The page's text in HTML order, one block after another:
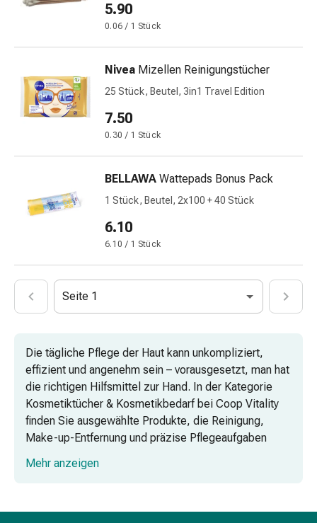
Wurmmittel
Rezeptpflichtige
Arzneimittel
Arzneimittel
Vaginalbeschwerden
Menstruation
Wechseljahre
&
Mineralstoffe
Vitamine
Mineralstoffe
Kombipräparate
Zahn-
&
Mundgesundheit
Trockener
Mund
(Xerostomie)
Munddesinfektionsmittel
Aphten
und
Haar-
5.90
0.06 / 1 Stück
Nivea Mizellen Reinigungstücher
25 Stück, Beutel, 3in1 Travel Edition
7.50
0.30 / 1 Stück
BELLAWA Wattepads Bonus Pack
1 Stück, Beutel, 2x100 + 40 Stück
6.10
6.10 / 1 Stück
Seite 1
Die tägliche Pflege der Haut kann unkompliziert,
effizient und angenehm sein – vorausgesetzt, man hat
die richtigen Hilfsmittel zur Hand. In der Kategorie
Kosmetiktücher & Kosmetikbedarf bei Coop Vitality
finden Sie ausgewählte Produkte, die Reinigung,
Make-up-Entfernung und präzise Pflegeaufgaben
optimal unterstützen. Vom klassischen Kosmetiktuch
über Wattepads bis hin zu spezialisierten
Mehr anzeigen